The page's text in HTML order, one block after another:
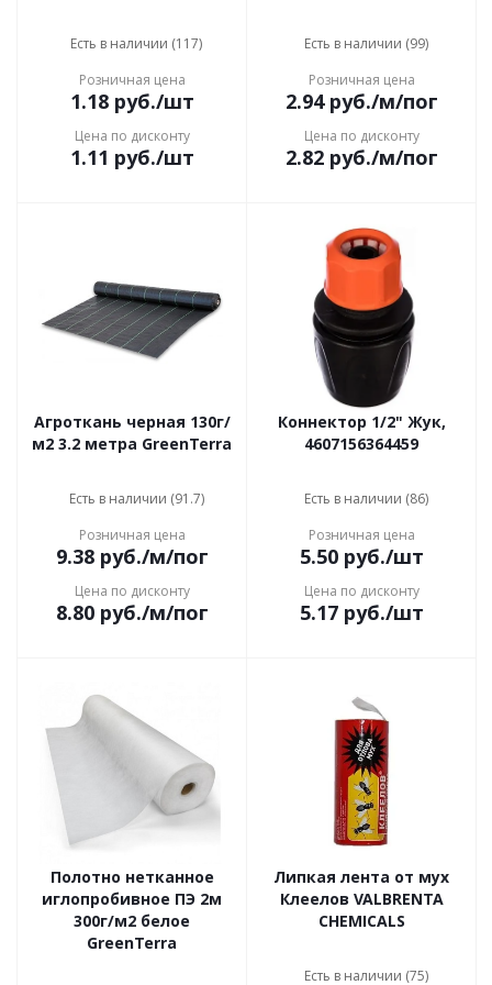
Есть в наличии (117)
Розничная цена
1.18руб./шт
Цена по дисконту
1.11 руб./шт
Есть в наличии (99)
Розничная цена
2.94руб./м/пог
Цена по дисконту
2.82руб./м/пог
Агроткань черная 130г/
м2 3.2 метра GreenTerra
Есть в наличии (91.7)
Розничная цена
9.38руб./м/пог
Цена по дисконту
8.80руб./м/пог
Коннектор 1/2" Жук,
4607156364459
Есть в наличии (86)
Розничная цена
5.50руб./шт
Цена по дисконту
5.17руб./шт
Полотно нетканное
иглопробивное ПЭ 2м
300г/м2 белое
GreenTerra
Липкая лента от мух
Клеелов VALBRENTA
CHEMICALS
Есть в наличии (75)